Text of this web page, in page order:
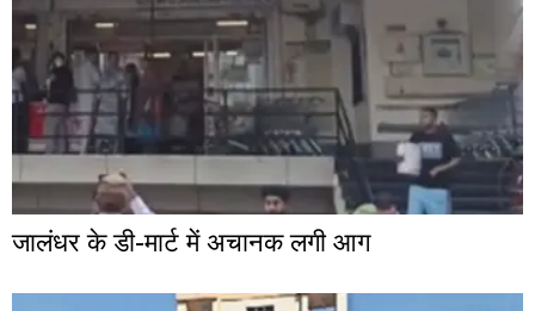
जालंधर के डी-मार्ट में अचानक लगी आग